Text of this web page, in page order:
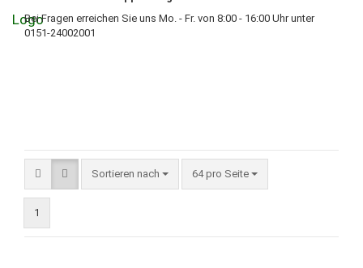
Bei Fragen erreichen Sie uns Mo. - Fr. von 8:00 - 16:00 Uhr unter
0151-24002001
Sortieren nach
Sortieren nach 64 pro Seite
pro Seite
1